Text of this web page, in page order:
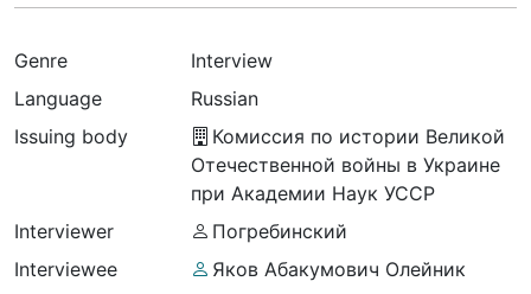
Genre
Interview
Language
Russian
Issuing body
Комиссия по истории Великой
Отечественной войны в Украине
при Академии Наук УССР
Interviewer
Погребинский
Interviewee
Яков Абакумович Олейник